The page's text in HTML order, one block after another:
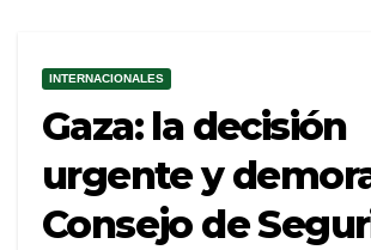
INTERNACIONALES
Gaza: la decisión
urgente y
Consejo de